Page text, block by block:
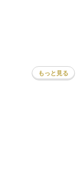
な感じで
ルを
。
。
もっと見る